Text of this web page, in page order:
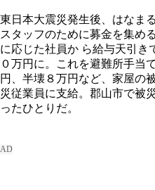
東日本大震災発生後、はなま
スタッフのために募金を集め
に応じた社員か ら給与天引き
０万円に。これを避難所手当
円、半壊８万円など、家屋の
災従業員に支給。郡山市で被
ったひとりだ。